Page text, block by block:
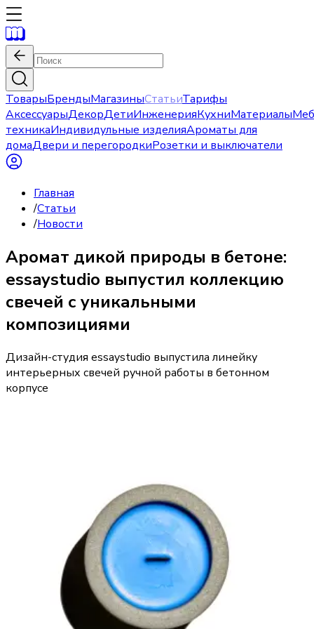
ТоварыБрендыМагазиныСтатьиТарифы
АксессуарыДекорДетиИнженерияКухниМатериалы
техникаИндивидульные изделияАроматы для
домаДвери и перегородкиРозетки и выключатели
Главная
/Статьи
/Новости
Аромат дикой природы в бетоне:
essaystudio выпустил коллекцию
свечей с уникальными
композициями
Дизайн-студия essaystudio выпустила линейку
интерьерных свечей ручной работы в бетонном
корпусе